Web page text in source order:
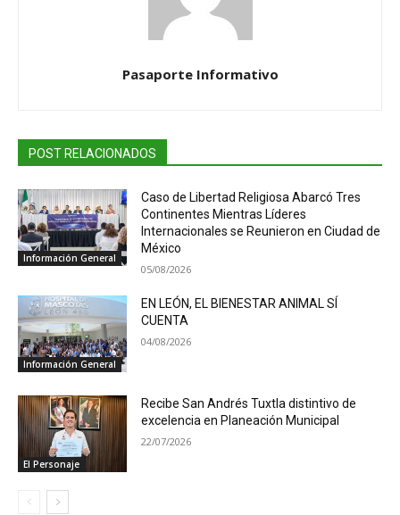
Pasaporte Informativo
POST RELACIONADOS
Información General
Caso de Libertad Religiosa Abarcó Tres
Continentes Mientras Líderes
Internacionales se Reunieron en Ciudad de
México
05/08/2026
Información General
EN LEÓN, EL BIENESTAR ANIMAL SÍ
CUENTA
04/08/2026
El Personaje
Recibe San Andrés Tuxtla distintivo de
excelencia en Planeación Municipal
22/07/2026